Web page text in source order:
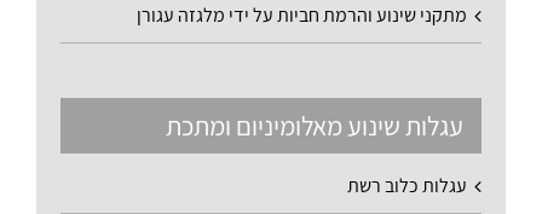
מתקני שינוע והרמת חביות על ידי מלגזה עגורן
עגלות שינוע מאלומיניום ומתכת
עגלות כלוב רשת